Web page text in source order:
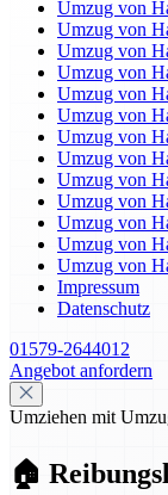
Umzug von
Umzug von
Umzug von
Umzug von
Umzug von
Umzug von
Umzug von
Umzug von
Umzug von
Umzug von
Umzug von
Umzug von
Umzug von
Impressum
Datenschutz
01579-2644012
Angebot anfordern
Umziehen mit
🏠